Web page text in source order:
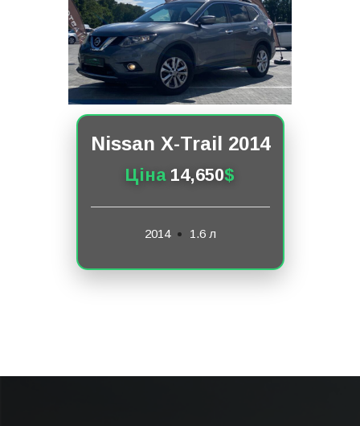
Nissan X-Trail 2014
Ціна 14,650$
2014 1.6 л